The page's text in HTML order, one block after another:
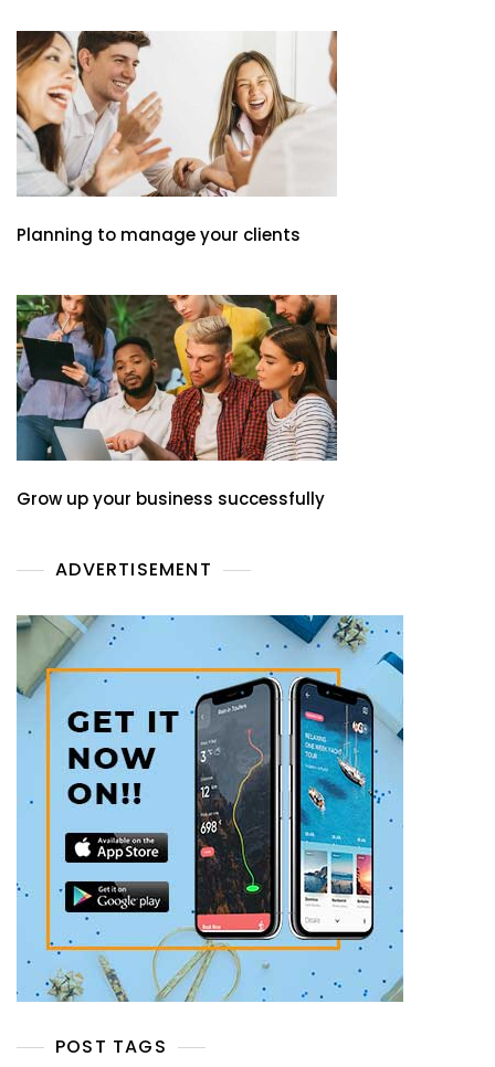
Planning to manage your clients
Grow up your business successfully
ADVERTISEMENT
POST TAGS